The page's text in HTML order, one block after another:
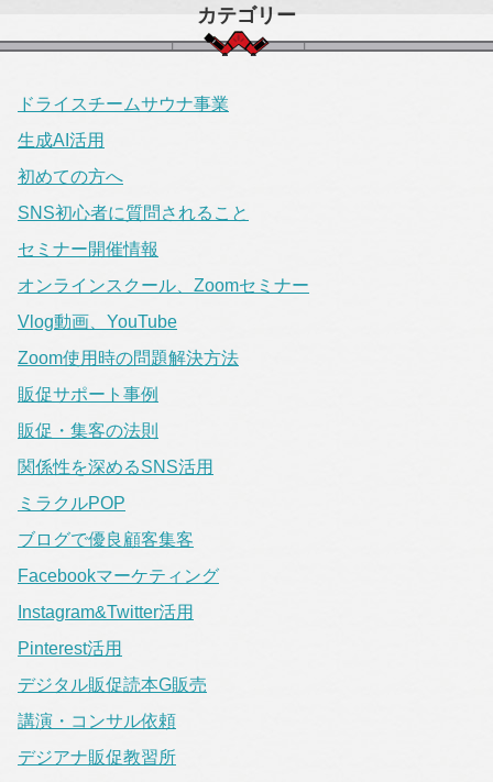
カテゴリー
ドライスチームサウナ事業
生成AI活用
初めての方へ
SNS初心者に質問されること
セミナー開催情報
オンラインスクール、Zoomセミナー
Vlog動画、YouTube
Zoom使用時の問題解決方法
販促サポート事例
販促・集客の法則
関係性を深めるSNS活用
ミラクルPOP
ブログで優良顧客集客
Facebookマーケティング
Instagram&Twitter活用
Pinterest活用
デジタル販促読本G販売
講演・コンサル依頼
デジアナ販促教習所